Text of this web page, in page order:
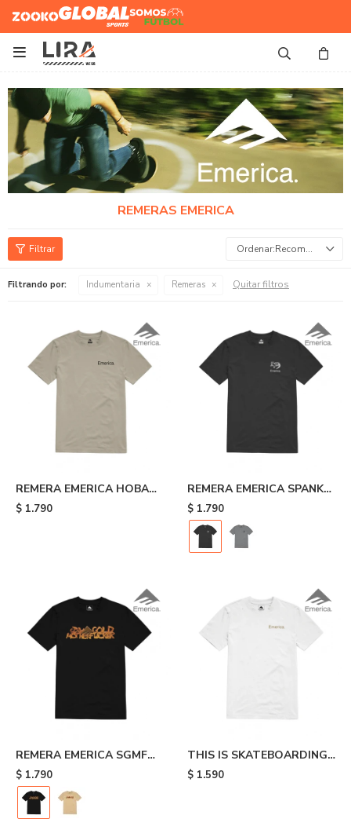
Zooko Global Sports
Somos
Futbol

REMERAS EMERICA
Recomendados
Filtrando por: Indumentaria Remeras Quitar filtros
REMERA EMERICA HOBAN
G TEE - 322
$ 1.790
REMERA EMERICA SPANKY
TOOTH TEE - Black
$ 1.790
REMERA EMERICA SGMF
TEE - Black
$ 1.790
THIS IS SKATEBOARDING
TEE - White
$ 1.590